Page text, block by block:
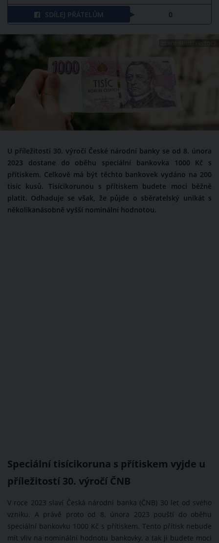
SDÍLEJ PŘÁTELŮM 0
U příležitosti 30. výročí České národní banky se od 8. února
2023 dostane do oběhu speciální bankovka 1000 Kč s
přítiskem. Celkově má být těchto bankovek vydáno na 200
tisíc kusů. Tisícikorunou s přítiskem budete moci běžně
platit. Odhaduje se však, že půjde o sběratelský unikát s
několikanásobně vyšší nominální hodnotou.
Speciální tisícikoruna s přítiskem vyjde u
příležitostí 30. výročí ČNB
V roce 2023 slaví Česká národní banka (ČNB) 30 let od svého
vzniku. A právě proto od 8. února 2023 pouští do oběhu
speciální bankovku 1000 Kč s přítiskem. Tento přítisk nebude
mít vliv na nominální hodnotu bankovky, a tak ji budete moci